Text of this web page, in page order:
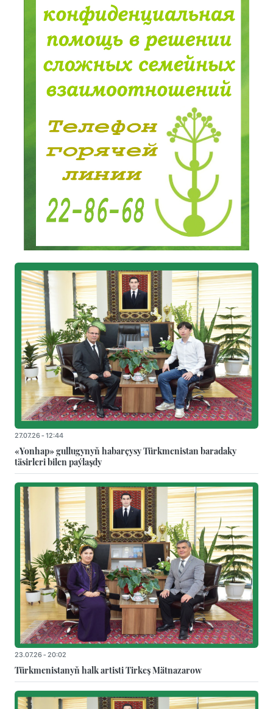
27.07.26 - 12:44
«Yonhap» gullugynyň habarçysy Türkmenistan baradaky
täsirleri bilen paýlaşdy
23.07.26 - 20:02
Türkmenistanyň halk artisti Tirkeş Mätnazarow